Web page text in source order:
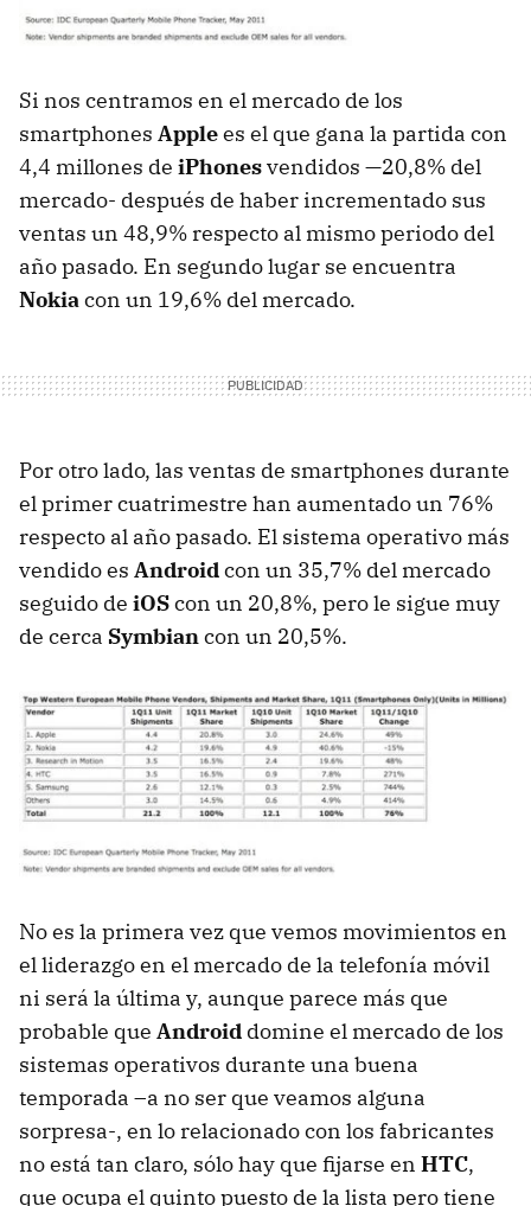
Si nos centramos en el mercado de los
smartphones Applees el que gana la partida con
4,4 millones de iPhonesvendidos —20,8% del
mercado- después de haber incrementado sus
ventas un 48,9% respecto al mismo periodo del
año pasado. En segundo lugar se encuentra
Nokiacon un 19,6% del mercado.
Por otro lado, las ventas de smartphones durante
el primer cuatrimestre han aumentado un 76%
respecto al año pasado. El sistema operativo más
vendido es Androidcon un 35,7% del mercado
seguido de iOScon un 20,8%, pero le sigue muy
de cerca Symbiancon un 20,5%.
No es la primera vez que vemos movimientos en
el liderazgo en el mercado de la telefonía móvil
ni será la última y, aunque parece más que
probable que Android domine el mercado de los
sistemas operativos durante una buena
temporada –a no ser que veamos alguna
sorpresa-, en lo relacionado con los fabricantes
no está tan claro, sólo hay que fijarse en HTC,
que ocupa el quinto puesto de la lista pero tiene